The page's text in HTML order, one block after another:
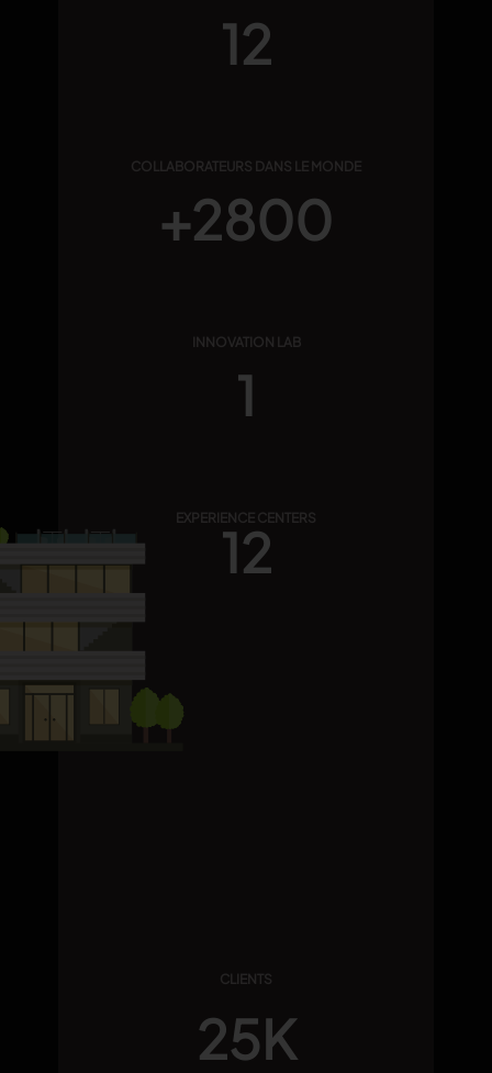
12
COLLABORATEURS DANS LE MONDE
+2800
INNOVATION LAB
1
EXPERIENCE CENTERS
12
CLIENTS
25K